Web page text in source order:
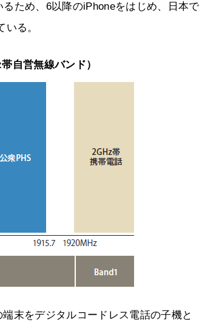
ため、6以降のiPhoneをはじめ、日本で
る。
自営無線バンド）
末をデジタルコードレス電話の子機と